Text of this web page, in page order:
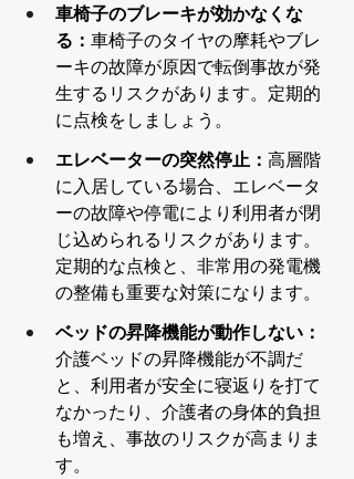
車椅子のブレーキが効かなくな
る： 車椅子のタイヤの摩耗やブレ
ーキの故障が原因で転倒事故が発
生するリスクがあります。定期的
に点検をしましょう。
エレベーターの突然停止： 高層階
に入居している場合、エレベータ
ーの故障や停電により利用者が閉
じ込められるリスクがあります。
定期的な点検と、非常用の発電機
の整備も重要な対策になります。
ベッドの昇降機能が動作しない：
介護ベッドの昇降機能が不調だ
と、利用者が安全に寝返りを打て
なかったり、介護者の身体的負担
も増え、事故のリスクが高まりま
す。